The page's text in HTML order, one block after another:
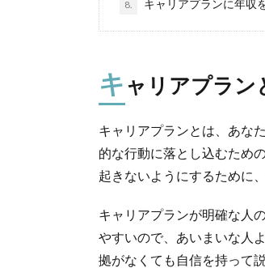
8. キャリアプランに年収
キャリアプラン
キャリアプランとは、あな
的な行動に落とし込むため
起きないようにするために
キャリアプランが明確な人
やすいので、あいまいな人
拠がなくても自信を持って